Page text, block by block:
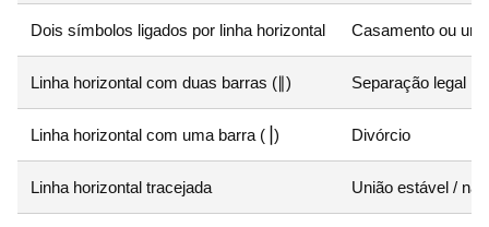
Dois símbolos ligados por linha horizontal Casamento ou
Linha horizontal com duas barras (∥) Separação legal
Linha horizontal com uma barra (⎟) Divórcio
Linha horizontal tracejada União estável /